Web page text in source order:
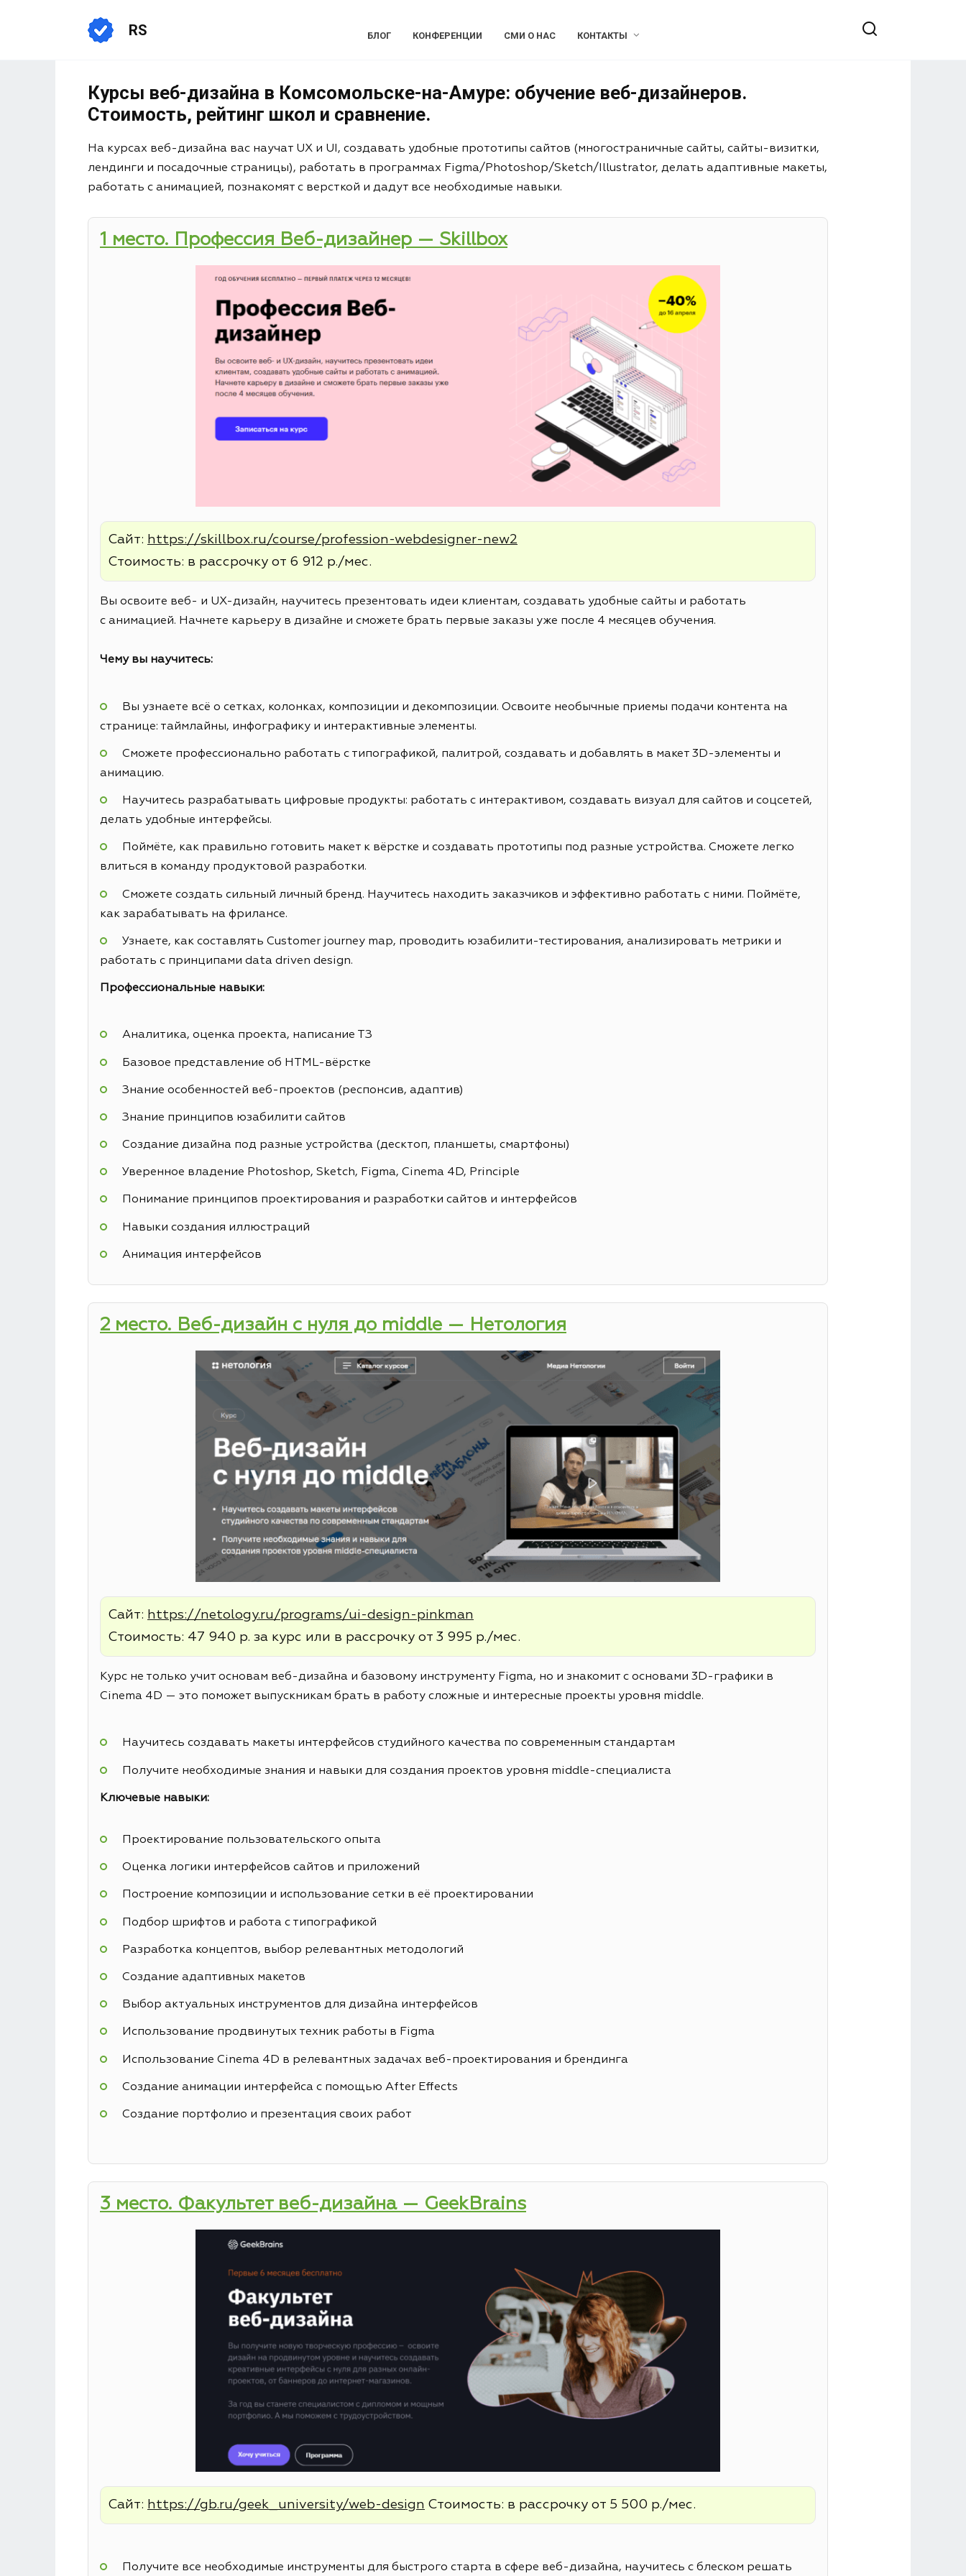
RS БЛОГ КОНФЕРЕНЦИИ СМИ О НАС КОНТАКТЫ
Курсы веб-дизайна в Комсомольске-на-Амуре: обучение веб-дизайнеров.
Стоимость, рейтинг школ и сравнение.
На курсах веб-дизайна вас научат UX и UI, создавать удобные прототипы сайтов (многостраничные сайты, сайты-визитки,
лендинги и посадочные страницы), работать в программах Figma/Photoshop/Sketch/Illustrator, делать адаптивные макеты,
работать с анимацией, познакомят с версткой и дадут все необходимые навыки.
1 место. Профессия Веб-дизайнер — Skillbox
Сайт: https://skillbox.ru/course/profession-webdesigner-new2
Стоимость: в рассрочку от 6 912 р./мес.
Вы освоите веб- и UX-дизайн, научитесь презентовать идеи клиентам, создавать удобные сайты и работать
с анимацией. Начнете карьеру в дизайне и сможете брать первые заказы уже после 4 месяцев обучения.
Чему вы научитесь:
Вы узнаете всё о сетках, колонках, композиции и декомпозиции. Освоите необычные приемы подачи контента на
странице: таймлайны, инфографику и интерактивные элементы.
Сможете профессионально работать с типографикой, палитрой, создавать и добавлять в макет 3D-элементы и
анимацию.
Научитесь разрабатывать цифровые продукты: работать с интерактивом, создавать визуал для сайтов и соцсетей,
делать удобные интерфейсы.
Поймёте, как правильно готовить макет к вёрстке и создавать прототипы под разные устройства. Сможете легко
влиться в команду продуктовой разработки.
Сможете создать сильный личный бренд. Научитесь находить заказчиков и эффективно работать с ними. Поймёте,
как зарабатывать на фрилансе.
Узнаете, как составлять Customer journey map, проводить юзабилити-тестирования, анализировать метрики и
работать с принципами data driven design.
Профессиональные навыки:
Аналитика, оценка проекта, написание ТЗ
Базовое представление об HTML-вёрстке
Знание особенностей веб-проектов (респонсив, адаптив)
Знание принципов юзабилити сайтов
Создание дизайна под разные устройства (десктоп, планшеты, смартфоны)
Уверенное владение Photoshop, Sketch, Figma, Cinema 4D, Principle
Понимание принципов проектирования и разработки сайтов и интерфейсов
Навыки создания иллюстраций
Анимация интерфейсов
2 место. Веб-дизайн с нуля до middle — Нетология
Сайт: https://netology.ru/programs/ui-design-pinkman
Стоимость: 47 940 р. за курс или в рассрочку от 3 995 р./мес.
Курс не только учит основам веб-дизайна и базовому инструменту Figma, но и знакомит с основами 3D-графики в
Cinema 4D — это поможет выпускникам брать в работу сложные и интересные проекты уровня middle.
Научитесь создавать макеты интерфейсов студийного качества по современным стандартам
Получите необходимые знания и навыки для создания проектов уровня middle-специалиста
Ключевые навыки:
Проектирование пользовательского опыта
Оценка логики интерфейсов сайтов и приложений
Построение композиции и использование сетки в её проектировании
Подбор шрифтов и работа с типографикой
Разработка концептов, выбор релевантных методологий
Создание адаптивных макетов
Выбор актуальных инструментов для дизайна интерфейсов
Использование продвинутых техник работы в Figma
Использование Cinema 4D в релевантных задачах веб-проектирования и брендинга
Создание анимации интерфейса с помощью After Effects
Создание портфолио и презентация своих работ
3 место. Факультет веб-дизайна — GeekBrains
Сайт: https://gb.ru/geek_university/web-design Стоимость: в рассрочку от 5 500 р./мес.
Получите все необходимые инструменты для быстрого старта в сфере веб-дизайна, научитесь с блеском решать